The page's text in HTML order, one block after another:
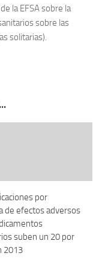
la EFSA sobre la
sobre las
solitarias).
por
de efectos adversos
suben un 20 por
2013